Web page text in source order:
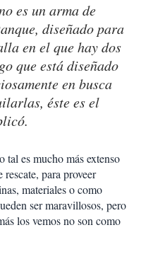
es un arma de
diseñado para
en el que hay dos
que está diseñado
en busca
éste es el
es mucho más extenso
para proveer
materiales o como
ser maravillosos, pero
los vemos no son como